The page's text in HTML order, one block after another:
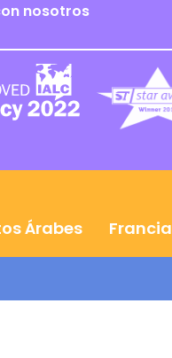
nosotros
Árabes Francia